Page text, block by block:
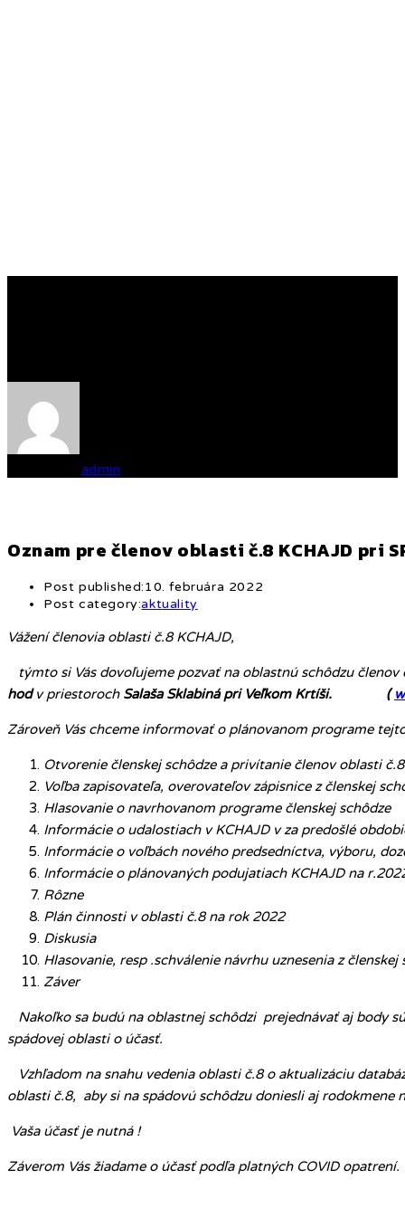
admin
Oznam pre členov oblasti č.8 KCHAJD pri
Post published:10. februára 2022
Post category:aktuality
Vážení členovia oblasti č.8 KCHAJD,
týmto si Vás dovoľujeme pozvať na oblastnú schôdzu
hodv priestoroch Salaša Sklabiná pri Veľkom Krtíši. (
Zároveň Vás chceme informovať o plánovanom programe
Otvorenie členskej schôdze a privítanie členov oblasti
Voľba zapisovateľa, overovateľov zápisnice z členskej
Hlasovanie o navrhovanom programe členskej schôdze
Informácie o udalostiach v KCHAJD v za predošlé
Informácie o voľbách nového predsedníctva, výboru,
Informácie o plánovaných podujatiach KCHAJD na
Rôzne
Plán činnosti v oblasti č.8 na rok 2022
Diskusia
Hlasovanie, resp .schválenie návrhu uznesenia z členskej
Záver
Nakoľko sa budú na oblastnej schôdzi prejednávať aj body
spádovej oblasti o účasť.
Vzhľadom na snahu vedenia oblasti č.8 o aktualizáciu
oblasti č.8, aby si na spádovú schôdzu doniesli aj rodokmene
Vaša účasť je nutná !
Záverom Vás žiadame o účasť podľa platných COVID opatrení.